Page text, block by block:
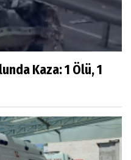
Başhekimi
Kaza: 1 Ölü, 1